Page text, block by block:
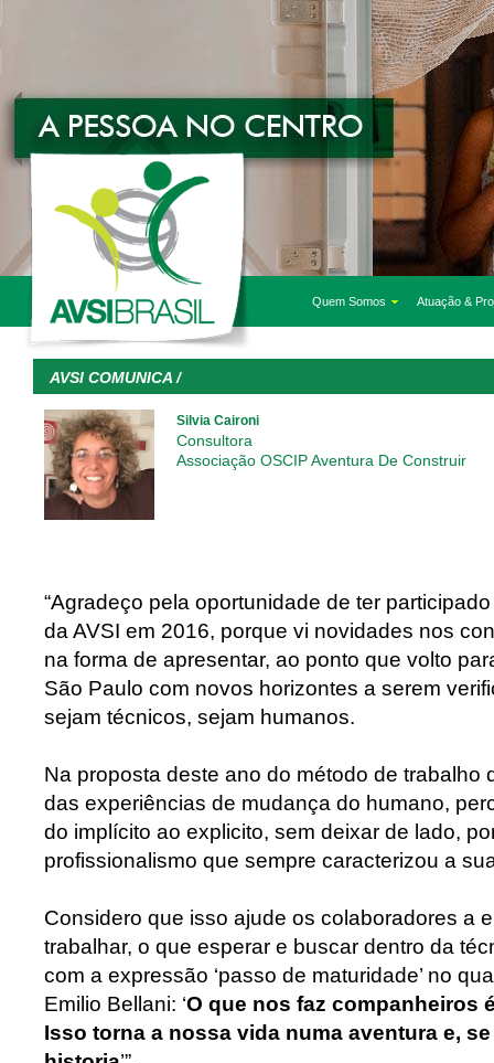
Quem Somos Atuação &
AVSI COMUNICA /
Silvia Caironi
Consultora
Associação OSCIP Aventura De Construir
“Agradeço pela oportunidade de ter
da AVSI em 2016, porque vi novidades nos
na forma de apresentar, ao ponto que volto
São Paulo com novos horizontes a serem
sejam técnicos, sejam humanos.
Na proposta deste ano do método de trabalho
das experiências de mudança do humano,
do implícito ao explicito, sem deixar de lado,
profissionalismo que sempre caracterizou a
Considero que isso ajude os colaboradores a
trabalhar, o que esperar e buscar dentro da
com a expressão ‘passo de maturidade’ no
Emilio Bellani: ‘O que nos faz companheiros
Isso torna a nossa vida numa aventura e,